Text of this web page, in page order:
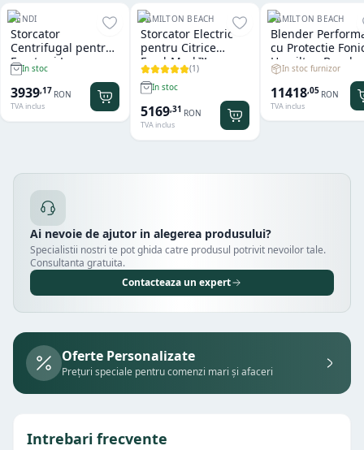
HENDI
Storcator
Centrifugal pentru
Fructe si Legume
Hendi
In stoc
3939,17 RON
TVA inclus
HAMILTON BEACH
Storcator Electric
pentru Citrice
FreshMark™
Hamilton Beach
(1)
In stoc
5169,31 RON
TVA inclus
HAMILTON BEACH
Blender
cu Protectie
Hamilton Beach
Summit® Edge
In stoc furnizor
11418,05 RON
TVA inclus
Ai nevoie de ajutor in alegerea produsului?
Specialistii nostri te pot ghida catre produsul potrivit nevoilor tale.
Consultanta gratuita.
Contacteaza un expert
Oferte Personalizate
Prețuri speciale pentru comenzi mari și afaceri
Intrebari frecvente